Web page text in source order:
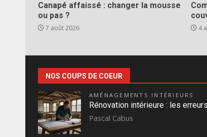
Canapé affaissé : changer la mousse
ou pas ?
7 août 2026 4
NOS COUPS DE COEUR
AMÉNAGEMENTS INTÉRIEURS
Rénovation intérieure : les
Pascal Cabus